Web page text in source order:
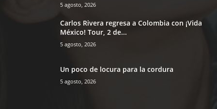
5 agosto, 2026
Carlos Rivera regresa a Colombia con ¡Vida
México! Tour, 2 de...
5 agosto, 2026
Un poco de locura para la cordura
5 agosto, 2026